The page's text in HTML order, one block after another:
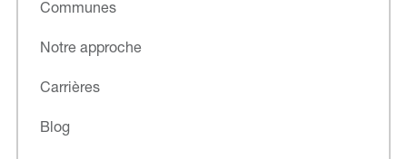
Communes
Notre approche
Carrières
Blog